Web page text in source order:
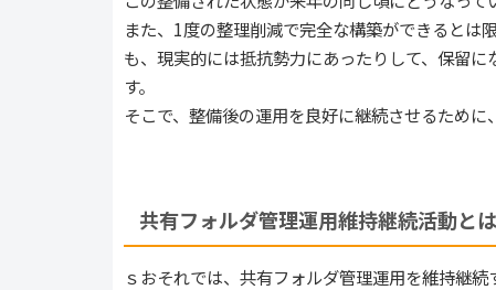
また、1度の整理削減で完全な構築ができるとは
も、現実的には抵抗勢力にあったりして、保留
す。
そこで、整備後の運用を良好に継続させるために
共有フォルダ管理運用維持継続活動と
ｓおそれでは、共有フォルダ管理運用を維持継